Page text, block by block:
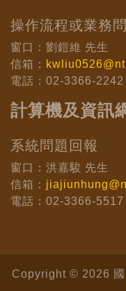
操作流程或業務
窗口：劉鎧維 先生
信箱：
電話：02-3366-2242
計算機及資訊
系統問題回報
窗口：洪嘉駿 先生
信箱：
電話：02-3366-5517
Copyright © 2026